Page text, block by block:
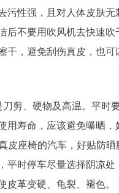
污性强，且对人体皮肤无
后不要用吹风机去快速吹
干，避免刮伤真皮，也可
剪、硬物及高温。平时
用寿命，应该避免曝晒，
皮座椅的汽车，好贴防晒
平时停车尽量选择阴凉处
皮革变硬、龟裂、褪色。